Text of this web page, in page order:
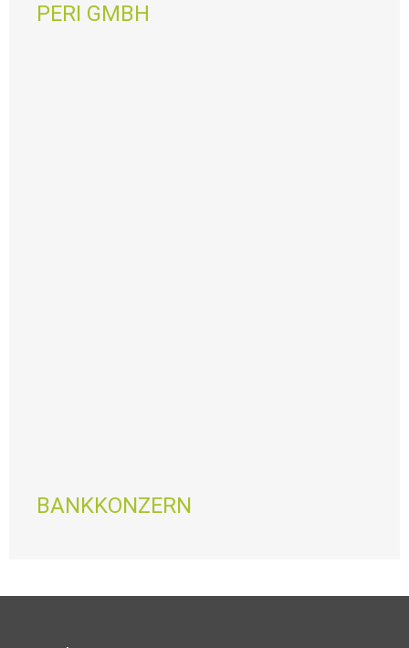
PERI GMBH
BANKKONZERN